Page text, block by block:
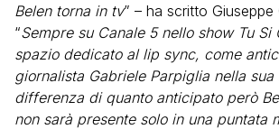
Belen torna in tv” – ha scritto Giuseppe
“Sempre su Canale 5 nello show Tu Si
spazio dedicato al lip sync, come
giornalista Gabriele Parpiglia nella sua
differenza di quanto anticipato però
non sarà presente solo in una puntata